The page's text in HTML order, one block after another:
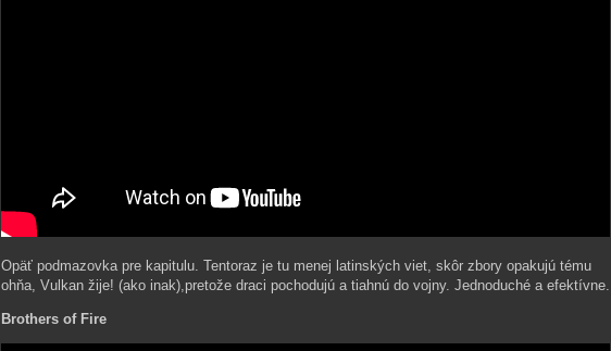
Opäť podmazovka pre kapitulu. Tentoraz je tu menej latinských viet, skôr zbory opakujú tému
ohňa, Vulkan žije! (ako inak),pretože draci pochodujú a tiahnú do vojny. Jednoduché a efektívne.
Brothers of Fire